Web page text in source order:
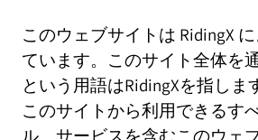
このウェブサイトは RidingX
ています。このサイト全体を
という用語はRidingXを指しま
このサイトから利用できるす